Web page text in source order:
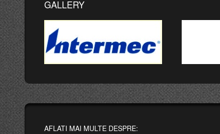
GALLERY
AFLATI MAI MULTE DESPRE: